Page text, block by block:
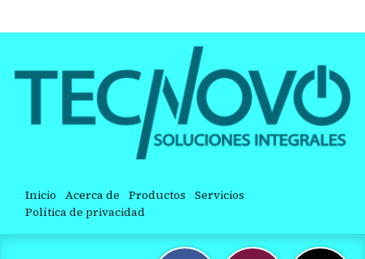
Inicio Acerca de Productos Servicios
Política de privacidad